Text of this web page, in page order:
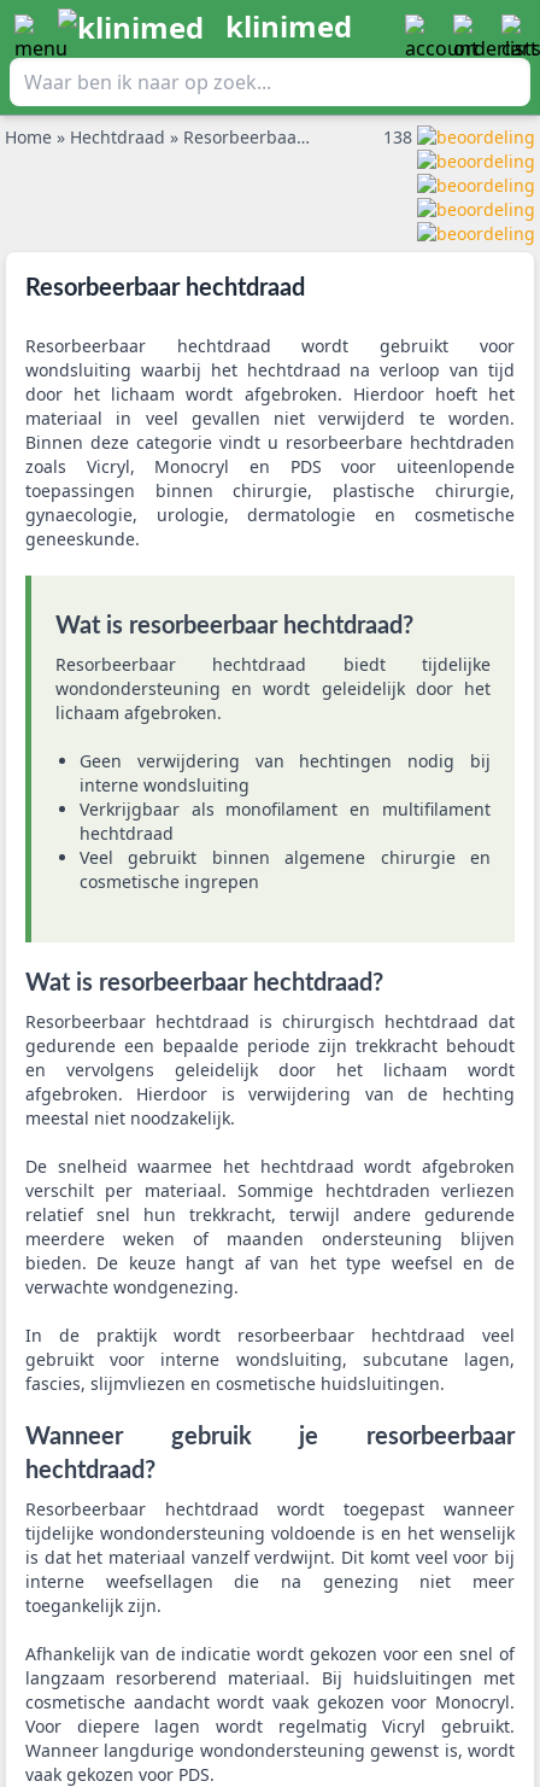
klinimed
Home » Hechtdraad » Resorbeerbaar hechtdraad 138
Resorbeerbaar hechtdraad
Resorbeerbaar hechtdraad wordt gebruikt voor
wondsluiting waarbij het hechtdraad na verloop van tijd
door het lichaam wordt afgebroken. Hierdoor hoeft het
materiaal in veel gevallen niet verwijderd te worden.
Binnen deze categorie vindt u resorbeerbare hechtdraden
zoals Vicryl, Monocryl en PDS voor uiteenlopende
toepassingen binnen chirurgie, plastische chirurgie,
gynaecologie, urologie, dermatologie en cosmetische
geneeskunde.
Wat is resorbeerbaar hechtdraad?
Resorbeerbaar hechtdraad biedt tijdelijke
wondondersteuning en wordt geleidelijk door het
lichaam afgebroken.
Geen verwijdering van hechtingen nodig bij
interne wondsluiting
Verkrijgbaar als monofilament en multifilament
hechtdraad
Veel gebruikt binnen algemene chirurgie en
cosmetische ingrepen
Wat is resorbeerbaar hechtdraad?
Resorbeerbaar hechtdraad is chirurgisch hechtdraad dat
gedurende een bepaalde periode zijn trekkracht behoudt
en vervolgens geleidelijk door het lichaam wordt
afgebroken. Hierdoor is verwijdering van de hechting
meestal niet noodzakelijk.
De snelheid waarmee het hechtdraad wordt afgebroken
verschilt per materiaal. Sommige hechtdraden verliezen
relatief snel hun trekkracht, terwijl andere gedurende
meerdere weken of maanden ondersteuning blijven
bieden. De keuze hangt af van het type weefsel en de
verwachte wondgenezing.
In de praktijk wordt resorbeerbaar hechtdraad veel
gebruikt voor interne wondsluiting, subcutane lagen,
fascies, slijmvliezen en cosmetische huidsluitingen.
Wanneer gebruik je resorbeerbaar
hechtdraad?
Resorbeerbaar hechtdraad wordt toegepast wanneer
tijdelijke wondondersteuning voldoende is en het wenselijk
is dat het materiaal vanzelf verdwijnt. Dit komt veel voor bij
interne weefsellagen die na genezing niet meer
toegankelijk zijn.
Afhankelijk van de indicatie wordt gekozen voor een snel of
langzaam resorberend materiaal. Bij huidsluitingen met
cosmetische aandacht wordt vaak gekozen voor Monocryl.
Voor diepere lagen wordt regelmatig Vicryl gebruikt.
Wanneer langdurige wondondersteuning gewenst is, wordt
vaak gekozen voor PDS.